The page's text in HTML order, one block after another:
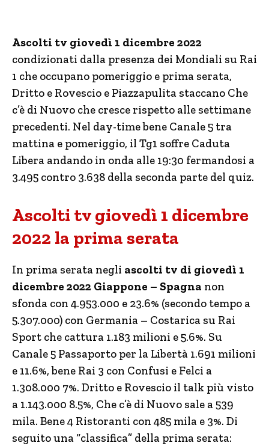
Ascolti tv giovedì 1 dicembre 2022
condizionati dalla presenza dei Mondiali su Rai
1 che occupano pomeriggio e prima serata,
Dritto e Rovescio e Piazzapulita staccano Che
c’è di Nuovo che cresce rispetto alle settimane
precedenti. Nel day-time bene Canale 5 tra
mattina e pomeriggio, il Tg1 soffre Caduta
Libera andando in onda alle 19:30 fermandosi a
3.495 contro 3.638 della seconda parte del quiz.
Ascolti tv giovedì 1 dicembre
2022 la prima serata
In prima serata negli ascolti tv di giovedì 1
dicembre 2022 Giappone – Spagna non
sfonda con 4.953.000 e 23.6% (secondo tempo a
5.307.000) con Germania – Costarica su Rai
Sport che cattura 1.183 milioni e 5.6%. Su
Canale 5 Passaporto per la Libertà 1.691 milioni
e 11.6%, bene Rai 3 con Confusi e Felci a
1.308.000 7%. Dritto e Rovescio il talk più visto
a 1.143.000 8.5%, Che c’è di Nuovo sale a 539
mila. Bene 4 Ristoranti con 485 mila e 3%. Di
seguito una “classifica” della prima serata: